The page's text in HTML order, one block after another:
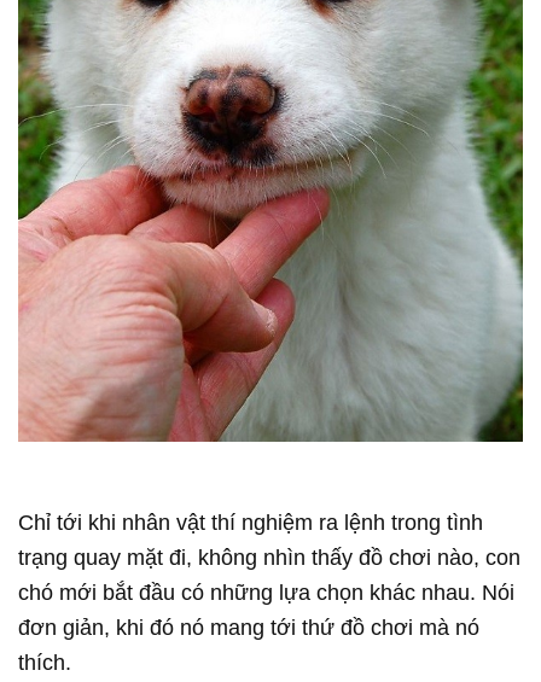
Chỉ tới khi nhân vật thí nghiệm ra lệnh trong tình
trạng quay mặt đi, không nhìn thấy đồ chơi nào, con
chó mới bắt đầu có những lựa chọn khác nhau. Nói
đơn giản, khi đó nó mang tới thứ đồ chơi mà nó
thích.